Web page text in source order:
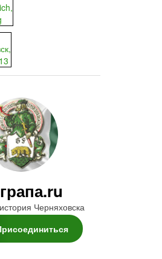
Черняховска